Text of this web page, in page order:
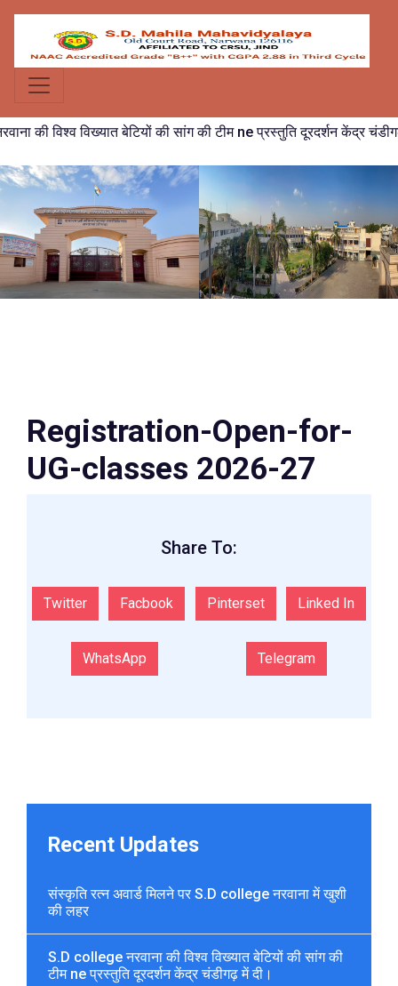
की विश्व विख्यात बेटियों की सांग की टीम ne प्रस्तुति दूरदर्शन केंद्र चंडीगढ़
Registration-Open-for-
UG-classes 2026-27
Share To:
Twitter Facbook Pinterset Linked In
WhatsApp Telegram
Recent Updates
संस्कृति रत्न अवार्ड मिलने पर S.D college नरवाना में खुशी
की लहर
S.D college नरवाना की विश्व विख्यात बेटियों की सांग की
टीम ne प्रस्तुति दूरदर्शन केंद्र चंडीगढ़ में दी।